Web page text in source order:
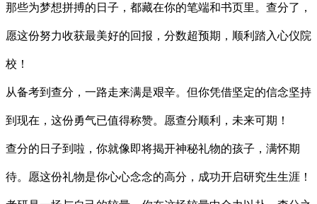
那些为梦想拼搏的日子，都藏在你的笔端和书页里。查分了，
愿这份努力收获最美好的回报，分数超预期，顺利踏入心仪院
校！
从备考到查分，一路走来满是艰辛。但你凭借坚定的信念坚持
到现在，这份勇气已值得称赞。愿查分顺利，未来可期！
查分的日子到啦，你就像即将揭开神秘礼物的孩子，满怀期
待。愿这份礼物是你心心念念的高分，成功开启研究生生涯！